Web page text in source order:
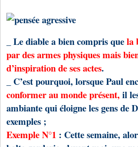
_ Le diable a bien compris quela
par des armes physiques mais
d’inspiration de ses actes.
_ C’est pourquoi, lorsque Paul
conformer au monde présent,il
ambiante qui éloigne les gens de
exemples ;
Exemple N°1 : Cette semaine,